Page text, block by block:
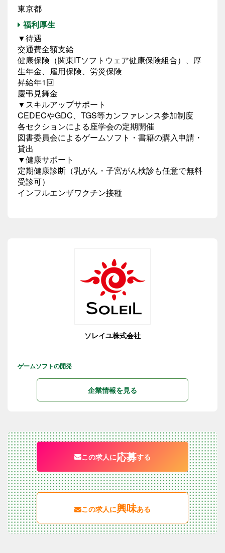
東京都
福利厚生
▼待遇
交通費全額支給
健康保険（関東ITソフトウェア健康保険組合）、厚
生年金、雇用保険、労災保険
昇給年1回
慶弔見舞金
▼スキルアップサポート
CEDECやGDC、TGS等カンファレンス参加制度
各セクションによる座学会の定期開催
図書委員会によるゲームソフト・書籍の購入申請・
貸出
▼健康サポート
定期健康診断（乳がん・子宮がん検診も任意で無料
受診可）
インフルエンザワクチン接種
ソレイユ株式会社
ゲームソフトの開発
企業情報を見る
この求人に応募する
この求人に興味ある